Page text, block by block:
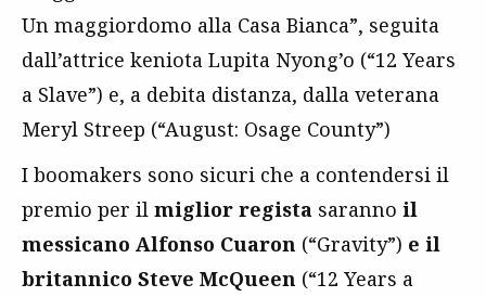
Un maggiordomo alla Casa Bianca”, seguita
dall’attrice keniota Lupita Nyong’o (“12 Years
a Slave”) e, a debita distanza, dalla veterana
Meryl Streep (“August: Osage County”)
I boomakers sono sicuri che a contendersi il
premio per il miglior regista saranno il
messicano Alfonso Cuaron (“Gravity”) e il
britannico Steve McQueen (“12 Years a